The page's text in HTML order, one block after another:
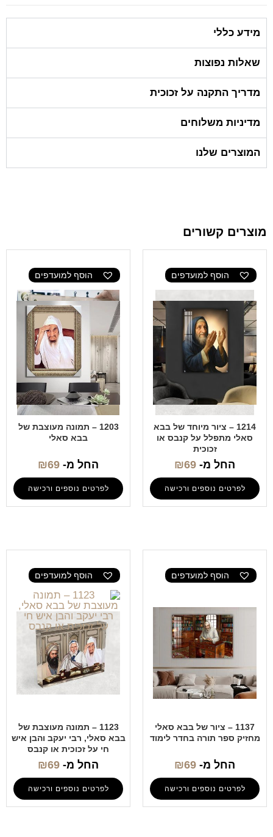
מידע כללי
שאלות נפוצות
מדריך התקנה על זכוכית
מדיניות משלוחים
המוצרים שלנו
מוצרים קשורים
הוסף למועדפים
1214 – ציור מיוחד של בבא
סאלי מתפלל על קנבס או
זכוכית
החל מ- ₪69
לפרטים נוספים ורכישה
הוסף למועדפים
1203 – תמונה מעוצבת של
בבא סאלי
החל מ- ₪69
לפרטים נוספים ורכישה
הוסף למועדפים
1137 – ציור של בבא סאלי
מחזיק ספר תורה בחדר לימוד
החל מ- ₪69
לפרטים נוספים ורכישה
הוסף למועדפים
1123 – תמונה מעוצבת של
בבא סאלי, רבי יעקב והבן איש
חי על זכוכית או קנבס
החל מ- ₪69
לפרטים נוספים ורכישה